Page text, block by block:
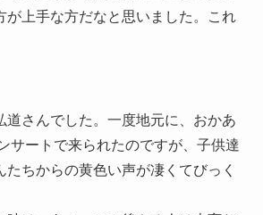
が上手な方だなと思いました。これ
道さんでした。一度地元に、おかあ
サートで来られたのですが、子供達
たちからの黄色い声が凄くてびっく